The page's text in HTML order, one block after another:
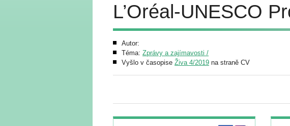
L’Oréal-UNESCO
Autor:
Téma: Zprávy a zajímavosti /
Vyšlo v časopise Živa 4/2019 na straně CV